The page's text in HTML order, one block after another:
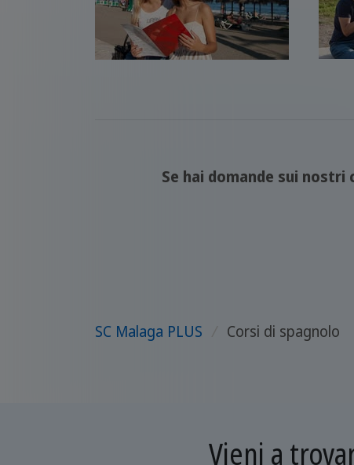
Se hai domande sui
SC Malaga PLUS Corsi di spagnolo
Vieni a